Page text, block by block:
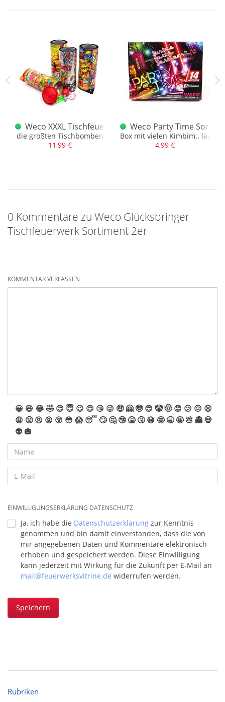
Weco XXXL Tischfeuerwerk Made in Swiss
die größten Tischbomben
11,99 €
Weco Party Time
Box mit vielen Kimbim.. lasst
4,99 €
0 Kommentare zu Weco Glücksbringer
Tischfeuerwerk Sortiment 2er
KOMMENTAR VERFASSEN
😀 😆 😂🤣 😊 😇 😉 😍 😘 😜 🤑 🤗 🤓 😎 🤡🤠 😟 😕 😖 😫
😩 😤 😠 😡 😲 😳 😱 😴 🙄 🤔 🤥 🤮 🤧 😷 🤩 🥱 🤬 💩 👻 💀
👽 🎃
EINWILLIGUNGSERKLÄRUNG DATENSCHUTZ
Ja, ich habe die Datenschutzerklärung zur Kenntnis
genommen und bin damit einverstanden, dass die von
mir angegebenen Daten und Kommentare elektronisch
erhoben und gespeichert werden. Diese Einwilligung
kann jederzeit mit Wirkung für die Zukunft per E-Mail an
mail@feuerwerksvitrine.de widerrufen werden.
Speichern
Rubriken